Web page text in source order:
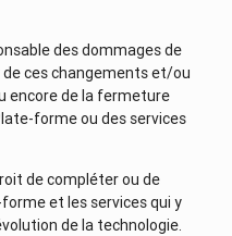
des dommages de
ces changements et/ou
encore de la fermeture
forme ou des services
de compléter ou de
et les services qui y
de la technologie.